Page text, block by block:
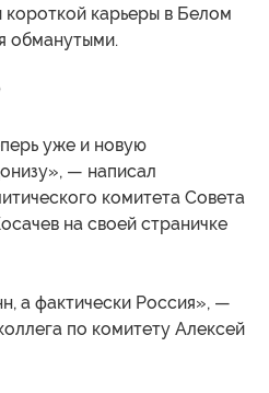
короткой карьеры в Белом
обманутыми.
уже и новую
— написал
комитета Совета
на своей страничке
а фактически Россия», —
по комитету Алексей